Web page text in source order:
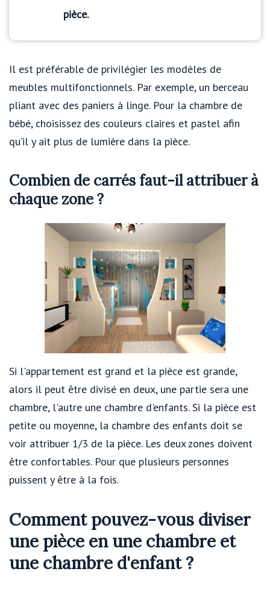
pièce.
Il est préférable de privilégier les modèles de
meubles multifonctionnels. Par exemple, un berceau
pliant avec des paniers à linge. Pour la chambre de
bébé, choisissez des couleurs claires et pastel afin
qu’il y ait plus de lumière dans la pièce.
Combien de carrés faut-il attribuer à
chaque zone ?
Si l'appartement est grand et la pièce est grande,
alors il peut être divisé en deux, une partie sera une
chambre, l'autre une chambre d'enfants. Si la pièce est
petite ou moyenne, la chambre des enfants doit se
voir attribuer 1/3 de la pièce. Les deux zones doivent
être confortables. Pour que plusieurs personnes
puissent y être à la fois.
Comment pouvez-vous diviser
une pièce en une chambre et
une chambre d'enfant ?